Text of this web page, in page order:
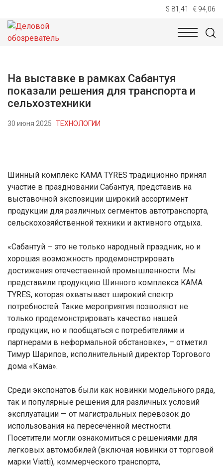
$ 81,41 € 94,06
НОВОСТИ
На выставке в рамках Сабантуя
показали решения для транспорта и
сельхозтехники
30 июня 2025 ТЕХНОЛОГИИ
Шинный комплекс KAMA TYRES традиционно принял
участие в праздновании Сабантуя, представив на
выставочной экспозиции широкий ассортимент
продукции для различных сегментов автотранспорта,
сельскохозяйственной техники и активного отдыха.
«Сабантуй – это не только народный праздник, но и
хорошая возможность продемонстрировать
достижения отечественной промышленности. Мы
представили продукцию Шинного комплекса KAMA
TYRES, которая охватывает широкий спектр
потребностей. Такие мероприятия позволяют не
только продемонстрировать качество нашей
продукции, но и пообщаться с потребителями и
партнерами в неформальной обстановке», – отметил
Тимур Шарипов, исполнительный директор Торгового
дома «Кама».
Среди экспонатов были как новинки модельного ряда,
так и популярные решения для различных условий
эксплуатации — от магистральных перевозок до
использования на пересечённой местности.
Посетители могли ознакомиться с решениями для
легковых автомобилей (включая новинки от торговой
марки Viatti), коммерческого транспорта,